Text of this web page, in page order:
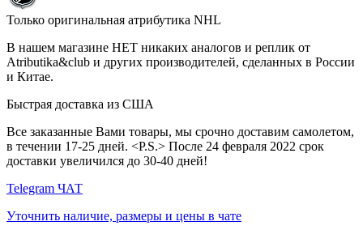
Только оригинальная атрибутика NHL
В нашем магазине НЕТ никаких аналогов и реплик от
Atributika&club и других производителей, сделанных в России
и Китае.
Быстрая доставка из США
Все заказанные Вами товары, мы срочно доставим самолетом,
в течении 17-25 дней. <P.S.> После 24 февраля 2022 срок
доставки увеличился до 30-40 дней!
Telegram ЧАТ
Уточнить наличие, размеры и цены в чате